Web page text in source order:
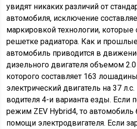
увидят никаких различий от
автомобиля, исключение
маркировкой технологии, которые
решетке радиатора. Как и
автомобиль приводится в
дизельного двигателя объемом
которого составляет 163
электрический двигатель на 37
водителя 4-и варианта езды. Если
режим ZEV Hybrid4, то автомобиль
помощи электродвигателя. Если